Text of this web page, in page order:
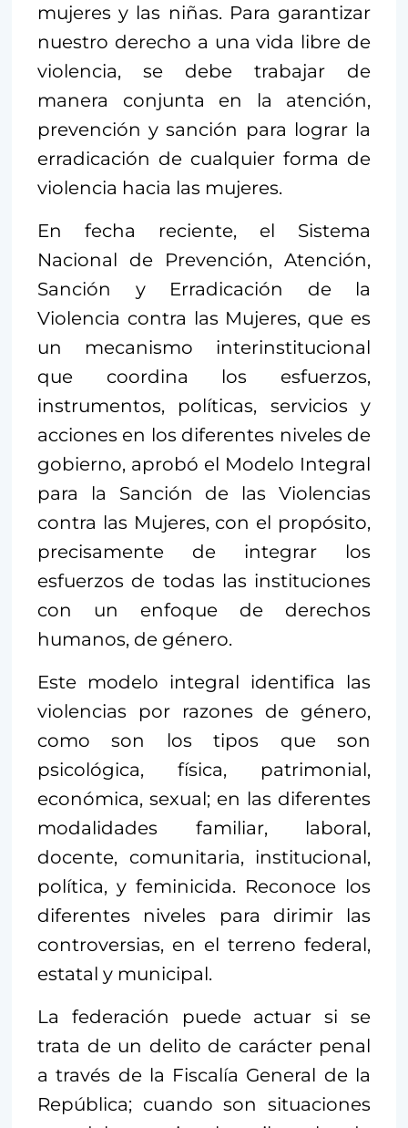
mujeres y las niñas. Para garantizar
nuestro derecho a una vida libre de
violencia, se debe trabajar de
manera conjunta en la atención,
prevención y sanción para lograr la
erradicación de cualquier forma de
violencia hacia las mujeres.
En fecha reciente, el Sistema
Nacional de Prevención, Atención,
Sanción y Erradicación de la
Violencia contra las Mujeres, que es
un mecanismo interinstitucional
que coordina los esfuerzos,
instrumentos, políticas, servicios y
acciones en los diferentes niveles de
gobierno, aprobó el Modelo Integral
para la Sanción de las Violencias
contra las Mujeres, con el propósito,
precisamente de integrar los
esfuerzos de todas las instituciones
con un enfoque de derechos
humanos, de género.
Este modelo integral identifica las
violencias por razones de género,
como son los tipos que son
psicológica, física, patrimonial,
económica, sexual; en las diferentes
modalidades familiar, laboral,
docente, comunitaria, institucional,
política, y feminicida. Reconoce los
diferentes niveles para dirimir las
controversias, en el terreno federal,
estatal y municipal.
La federación puede actuar si se
trata de un delito de carácter penal
a través de la Fiscalía General de la
República; cuando son situaciones